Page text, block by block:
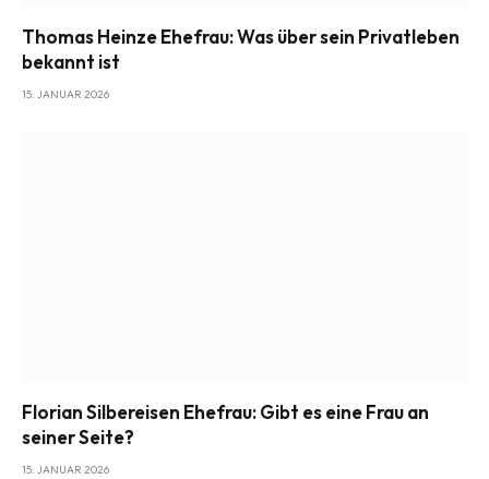
Thomas Heinze Ehefrau: Was über sein Privatleben
bekannt ist
15. JANUAR 2026
Florian Silbereisen Ehefrau: Gibt es eine Frau an
seiner Seite?
15. JANUAR 2026